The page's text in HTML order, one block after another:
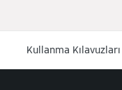
Kullanma Kılavuzları